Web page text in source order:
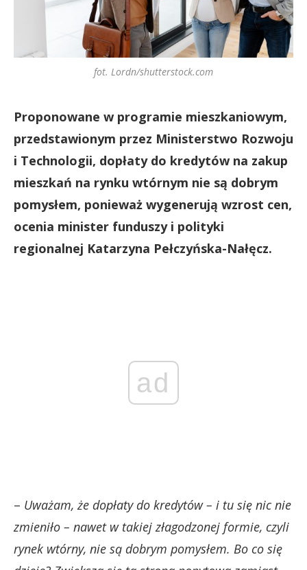
fot. Lordn/shutterstock.com
Proponowane w programie mieszkaniowym,
przedstawionym przez Ministerstwo Rozwoju
i Technologii, dopłaty do kredytów na zakup
mieszkań na rynku wtórnym nie są dobrym
pomysłem, ponieważ wygenerują wzrost cen,
ocenia minister funduszy i polityki
regionalnej Katarzyna Pełczyńska-Nałęcz.
ad
– Uważam, że dopłaty do kredytów – i tu się nic nie
zmieniło – nawet w takiej złagodzonej formie, czyli
rynek wtórny, nie są dobrym pomysłem. Bo co się